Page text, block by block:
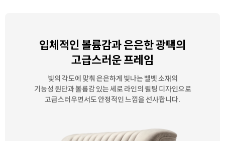
입체적인 볼륨감과 은은한 광택의
고급스러운 프레임
빛의 각도에 맞춰 은은하게 빛나는 벨벳 소재의
기능성 원단과볼륨감 있는 세로 라인의 퀼팅 디자인으로
고급스러우면서도 안정적인 느낌을 선사합니다.